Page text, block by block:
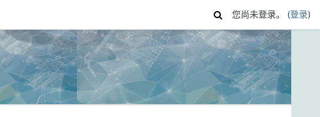
您尚未登录。 (登录)